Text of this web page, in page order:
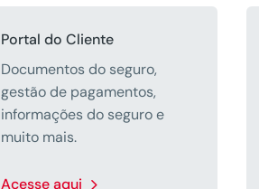
Portal do Cliente
Documentos do seguro,
gestão de pagamentos,
informações do seguro e
muito mais.
Acesse aqui